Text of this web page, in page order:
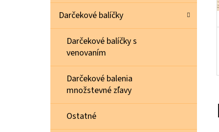
Darčekové balíčky
Darčekové balíčky s
venovaním
Darčekové balenia
množstevné zľavy
Ostatné